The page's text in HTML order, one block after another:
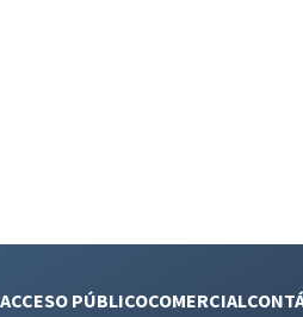
PÚBLICOCOMERCIAL